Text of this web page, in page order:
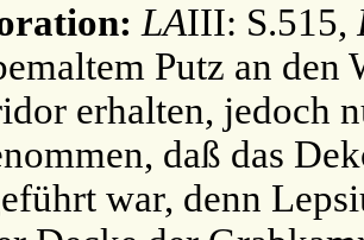
LAIII: S.515,
Putz an
erhalten, jedoch
daß das
war, denn